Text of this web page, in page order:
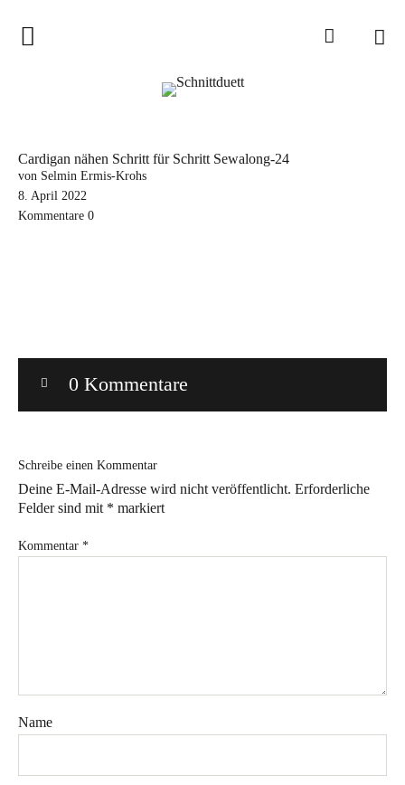
Home
Schnittduett Magazin
Tipps zur Schnittanpassung
Wir sagen Danke und Good
Kontakt
Cardigan nähen Schritt für Schritt Sewalong-24
von Selmin Ermis-Krohs
8. April 2022
Kommentare 0
0 Kommentare
Schreibe einen Kommentar
Deine E-Mail-Adresse wird nicht veröffentlicht. Erforderliche
Felder sind mit * markiert
Kommentar *
Name